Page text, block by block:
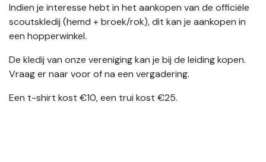
Indien je interesse hebt in het aankopen van de officiële
scoutskledij (hemd + broek/rok), dit kan je aankopen in
een hopperwinkel.
De kledij van onze vereniging kan je bij de leiding kopen.
Vraag er naar voor of na een vergadering.
Een t-shirt kost €10, een trui kost €25.